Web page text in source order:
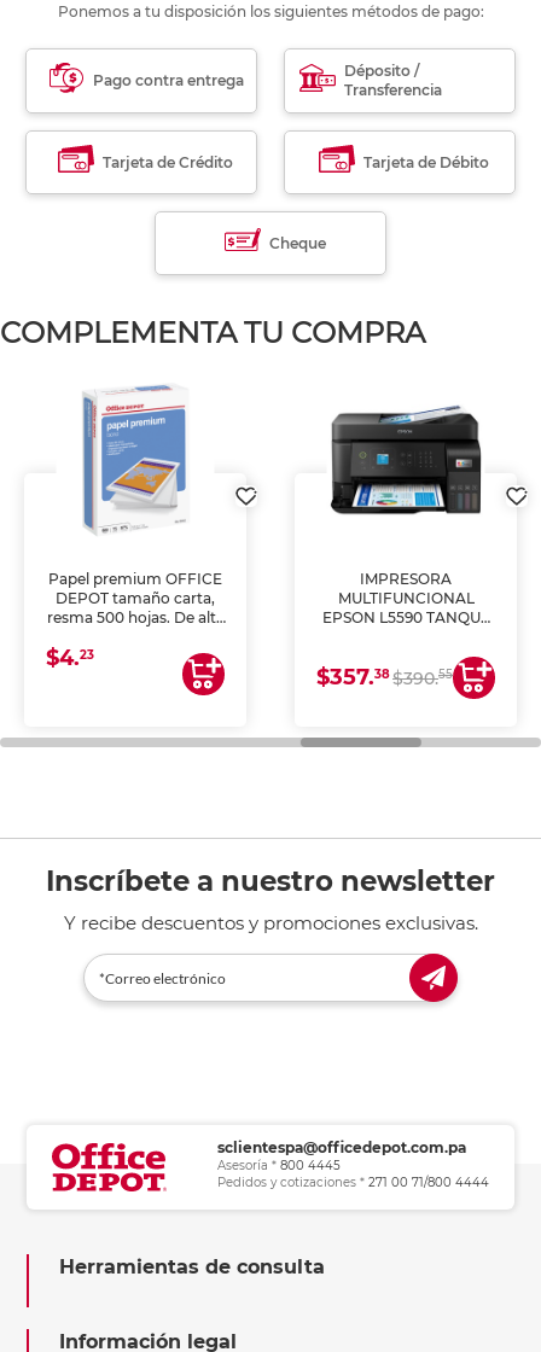
Ponemos a tu disposición los siguientes métodos de pago:
Pago contra entrega
Déposito /
Transferencia
Tarjeta de Crédito Tarjeta de Débito
Cheque
COMPLEMENTA TU COMPRA
Papel premium OFFICE
DEPOT tamaño carta,
resma 500 hojas. De alta
uniforme, ideal para
impresoras de inyección
de tinta y láser,
general de oficina.
$4.23
IMPRESORA
MULTIFUNCIONAL
EPSON L5590 TANQUE
COPIA Y ESCANEA)
$357.38$390.55
Inscríbete a nuestro newsletter
Y recibe descuentos y promociones exclusivas.
sclientespa@officedepot.com.pa
Asesoría * 800 4445
Pedidos y cotizaciones * 271 00 71/800 4444
Herramientas de consulta
Información legal